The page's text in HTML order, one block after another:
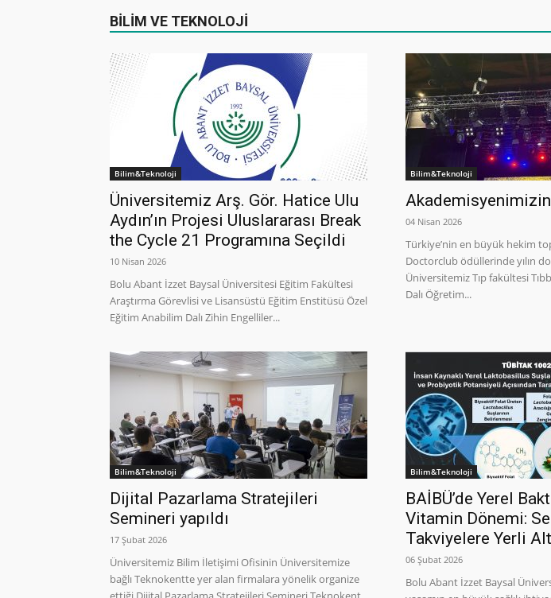
BİLİM VE TEKNOLOJİ
Bilim&Teknoloji
Üniversitemiz Arş. Gör. Hatice Ulu
Aydın’ın Projesi Uluslararası Break
the Cycle 21 Programına Seçildi
10 Nisan 2026
Bolu Abant İzzet Baysal Üniversitesi Eğitim Fakültesi
Araştırma Görevlisi ve Lisansüstü Eğitim Enstitüsü Özel
Eğitim Anabilim Dalı Zihin Engelliler...
Bilim&Teknoloji
Akademisyenimizin
04 Nisan 2026
Türkiye’nin en büyük hekim
Doctorclub ödüllerinde yılın
Üniversitemiz Tıp fakültesi
Dalı Öğretim...
Bilim&Teknoloji
Dijital Pazarlama Stratejileri
Semineri yapıldı
17 Şubat 2026
Üniversitemiz Bilim İletişimi Ofisinin Üniversitemize
bağlı Teknokentte yer alan firmalara yönelik organize
Bilim&Teknoloji
BAİBÜ’de Yerel
Vitamin Dönemi:
Takviyelere Yerli
06 Şubat 2026
Bolu Abant İzzet Baysal